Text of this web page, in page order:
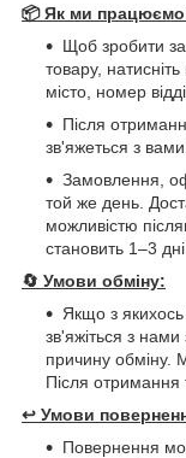
📦 Як ми
Щоб зробити
товару,
місто, номер
Після
зв'яжеться з
Замовлення,
той же день.
можливістю
становить 1–3 дні.
🔄 Умови обміну:
Якщо з
зв'яжіться з
причину обміну.
Після отримання
↩️ Умови
Повернення